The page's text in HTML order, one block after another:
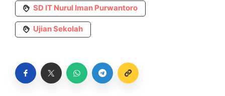
SD IT Nurul Iman Purwantoro
Ujian Sekolah